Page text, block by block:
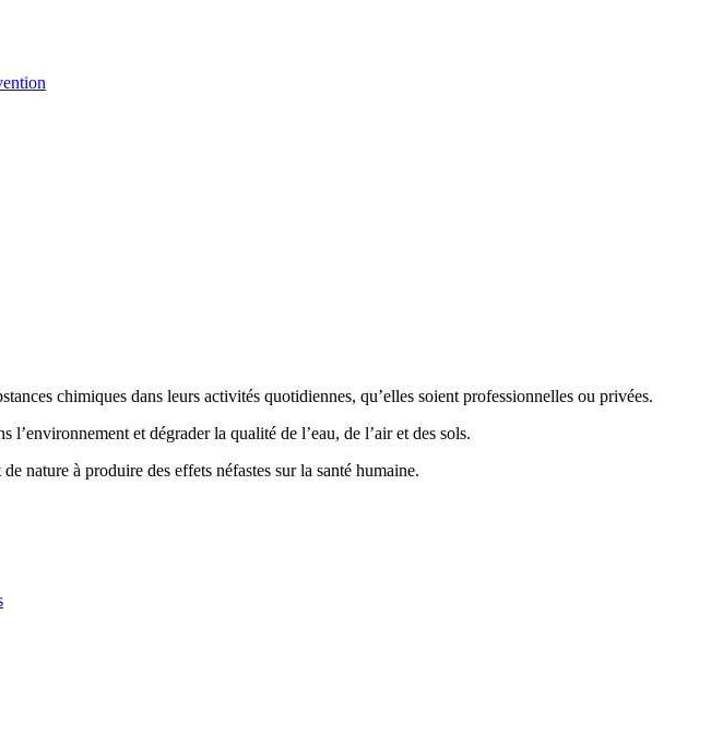
chimiques dans leurs activités quotidiennes, qu’elles soient professionnelles ou privées.
l’environnement et dégrader la qualité de l’eau, de l’air et des sols.
nature à produire des effets néfastes sur la santé humaine.